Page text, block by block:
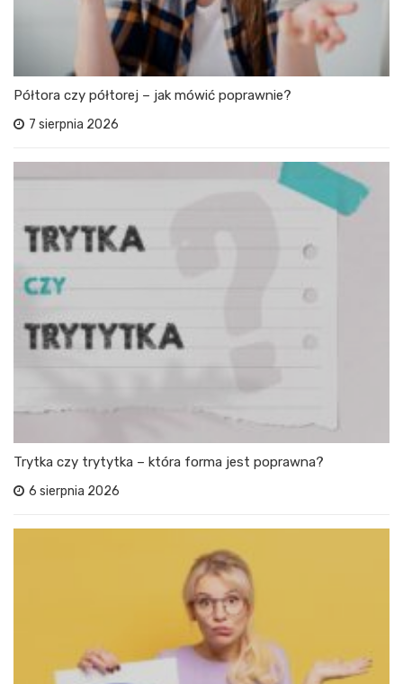
Półtora czy półtorej – jak mówić poprawnie?
7 sierpnia 2026
Trytka czy trytytka – która forma jest poprawna?
6 sierpnia 2026